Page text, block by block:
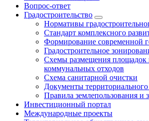
Вопрос-ответ
Градостроительство
Нормативы
Стандарт комплексного
Формирование современной
Градостроительное
Схемы размещения площадок
коммунальных отходов
Схема санитарной очистки
Документы
Правила землепользования и
Инвестиционный портал
Международные проекты